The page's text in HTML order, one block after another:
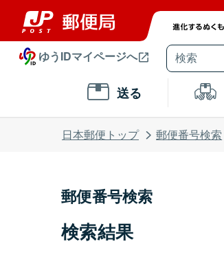
ゆうIDマイページへ
送る
日本郵便トップ 郵便番号検索
郵便番号検索
検索結果